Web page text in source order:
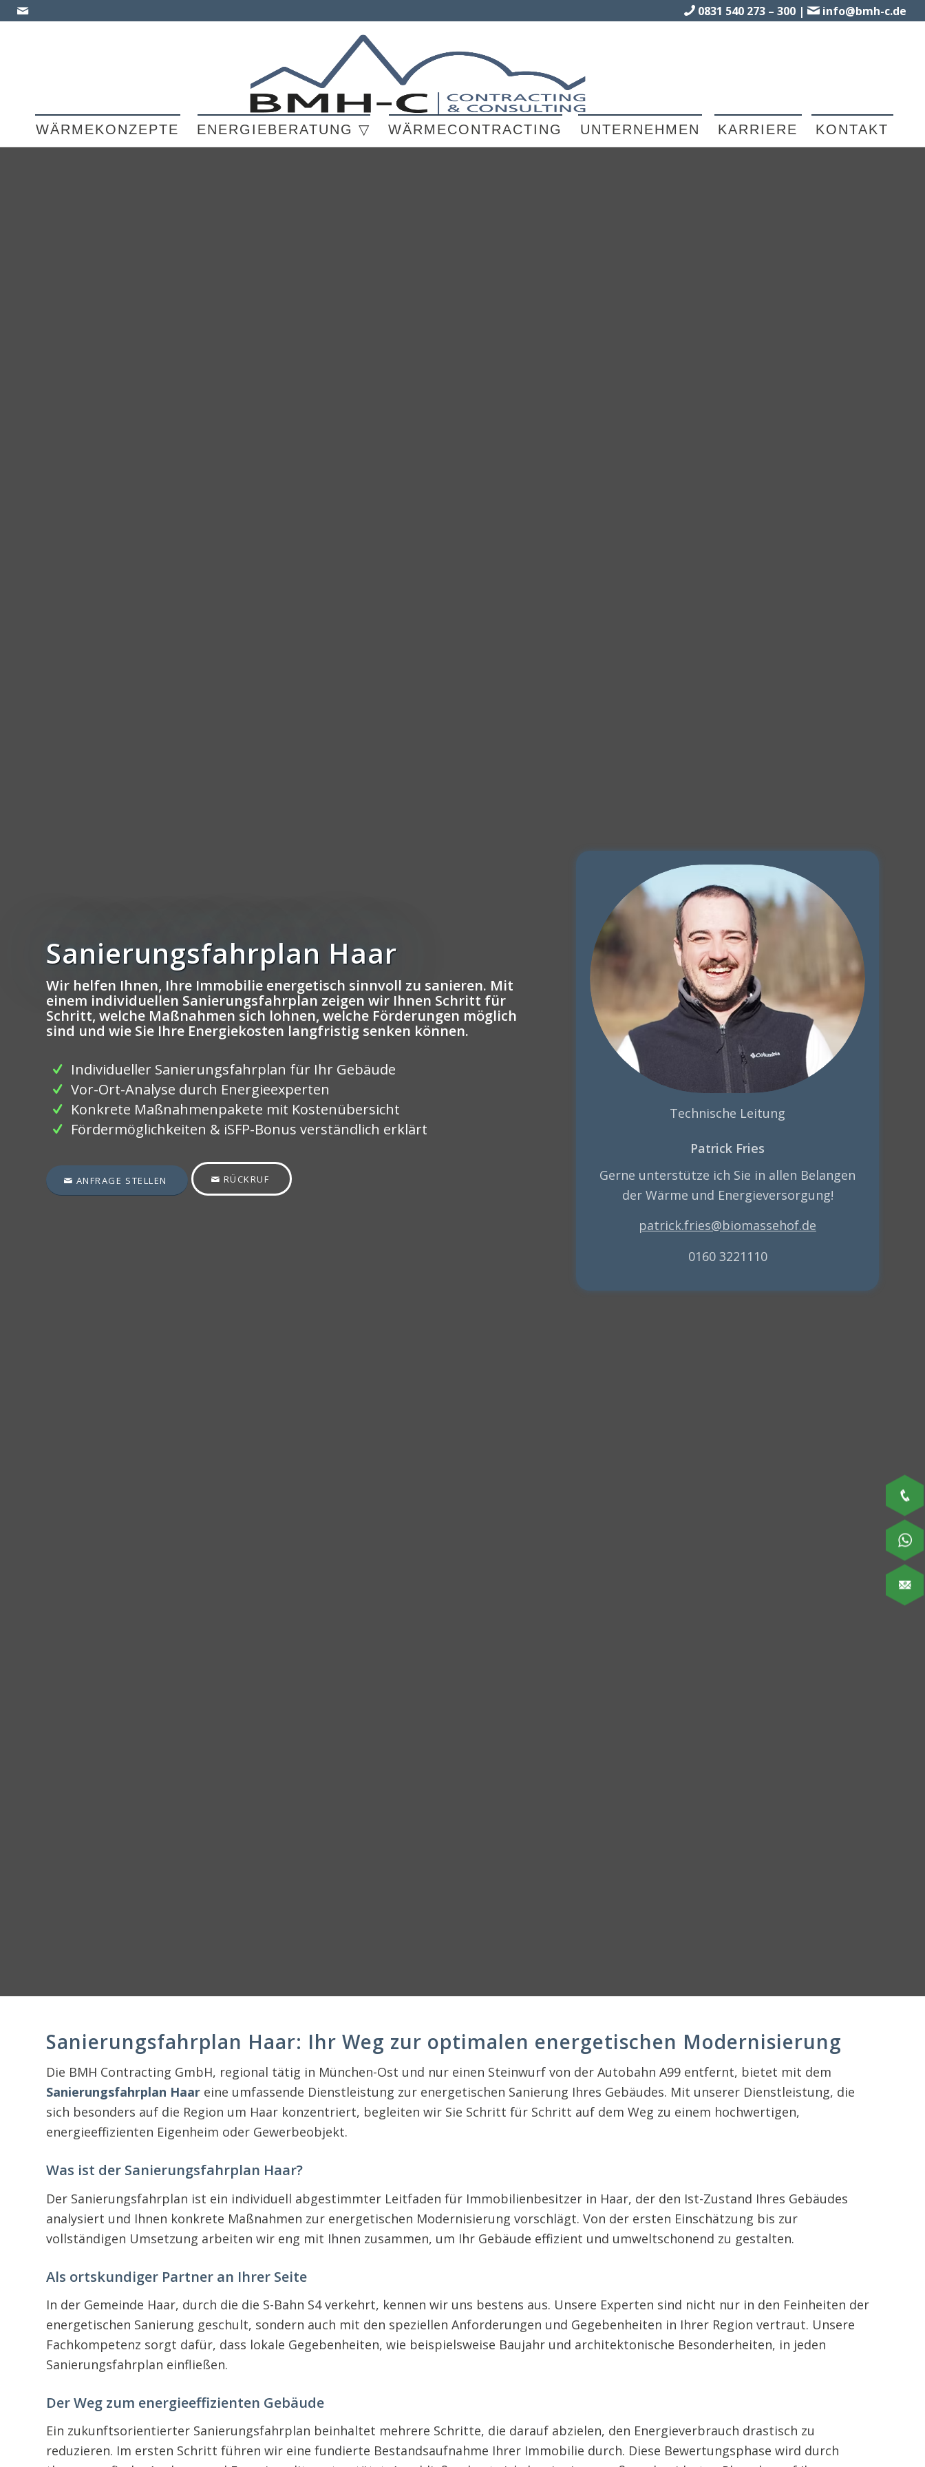
0831 540 273 – 300 | info@bmh-c.de
WÄRMEKONZEPTE ENERGIEBERATUNG ▽ WÄRMECONTRACTING UNTERNEHMEN KARRIERE KONTAKT
Sanierungsfahrplan Haar
Wir helfen Ihnen, Ihre Immobilie energetisch sinnvoll zu sanieren. Mit
einem individuellen Sanierungsfahrplan zeigen wir Ihnen Schritt für
Schritt, welche Maßnahmen sich lohnen, welche Förderungen möglich
sind und wie Sie Ihre Energiekosten langfristig senken können.
Individueller Sanierungsfahrplan für Ihr Gebäude
Vor-Ort-Analyse durch Energieexperten
Konkrete Maßnahmenpakete mit Kostenübersicht
Fördermöglichkeiten & iSFP-Bonus verständlich erklärt
ANFRAGE STELLEN RÜCKRUF
Technische Leitung
Patrick Fries
Gerne unterstütze ich Sie in allen Belangen
der Wärme und Energieversorgung!
patrick.fries@biomassehof.de
0160 3221110
Sanierungsfahrplan Haar: Ihr Weg zur optimalen energetischen Modernisierung
Die BMH Contracting GmbH, regional tätig in München-Ost und nur einen Steinwurf von der Autobahn A99 entfernt, bietet mit dem
Sanierungsfahrplan Haar eine umfassende Dienstleistung zur energetischen Sanierung Ihres Gebäudes. Mit unserer Dienstleistung, die
sich besonders auf die Region um Haar konzentriert, begleiten wir Sie Schritt für Schritt auf dem Weg zu einem hochwertigen,
energieeffizienten Eigenheim oder Gewerbeobjekt.
Was ist der Sanierungsfahrplan Haar?
Der Sanierungsfahrplan ist ein individuell abgestimmter Leitfaden für Immobilienbesitzer in Haar, der den Ist-Zustand Ihres Gebäudes
analysiert und Ihnen konkrete Maßnahmen zur energetischen Modernisierung vorschlägt. Von der ersten Einschätzung bis zur
vollständigen Umsetzung arbeiten wir eng mit Ihnen zusammen, um Ihr Gebäude effizient und umweltschonend zu gestalten.
Als ortskundiger Partner an Ihrer Seite
In der Gemeinde Haar, durch die die S-Bahn S4 verkehrt, kennen wir uns bestens aus. Unsere Experten sind nicht nur in den Feinheiten der
energetischen Sanierung geschult, sondern auch mit den speziellen Anforderungen und Gegebenheiten in Ihrer Region vertraut. Unsere
Fachkompetenz sorgt dafür, dass lokale Gegebenheiten, wie beispielsweise Baujahr und architektonische Besonderheiten, in jeden
Sanierungsfahrplan einfließen.
Der Weg zum energieeffizienten Gebäude
Ein zukunftsorientierter Sanierungsfahrplan beinhaltet mehrere Schritte, die darauf abzielen, den Energieverbrauch drastisch zu
reduzieren. Im ersten Schritt führen wir eine fundierte Bestandsaufnahme Ihrer Immobilie durch. Diese Bewertungsphase wird durch